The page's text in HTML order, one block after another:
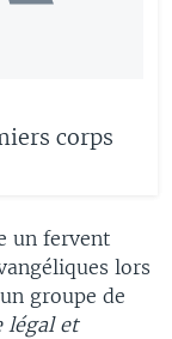
corps
un fervent
lors
groupe de
légal et